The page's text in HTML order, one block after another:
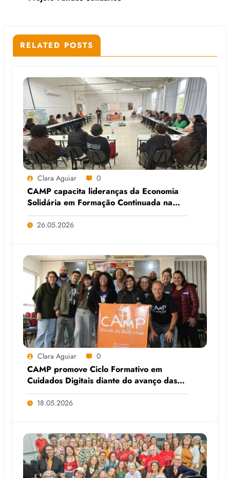
RELATED POSTS
Clara Aguiar 0
CAMP capacita lideranças da Economia
Solidária em Formação Continuada na
Faculdade do Assentamento do MST, em
Viamão (RS)
26.05.2026
Clara Aguiar 0
CAMP promove Ciclo Formativo em
Cuidados Digitais diante do avanço das
Big Techs e da IA
18.05.2026